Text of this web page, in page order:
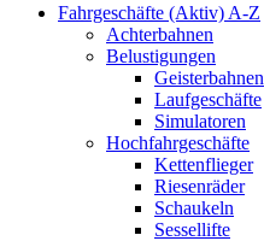
Fahrgeschäfte (Aktiv) A-Z
Achterbahnen
Belustigungen
Geisterbahnen
Laufgeschäfte
Simulatoren
Hochfahrgeschäfte
Kettenflieger
Riesenräder
Schaukeln
Sessellifte